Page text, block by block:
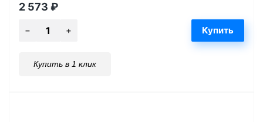
2 573 ₽
Купить в 1 клик